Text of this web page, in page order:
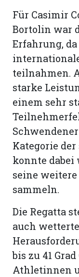
Für Casimir
Bortolin war
Erfahrung,
teilnahmen.
starke
einem sehr
Kategorie
konnte
seine
sammeln.
Die Regatta
auch
bis zu 41
Athletinnen